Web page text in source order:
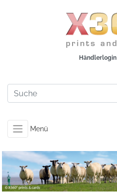
Händlerlogin
Menü